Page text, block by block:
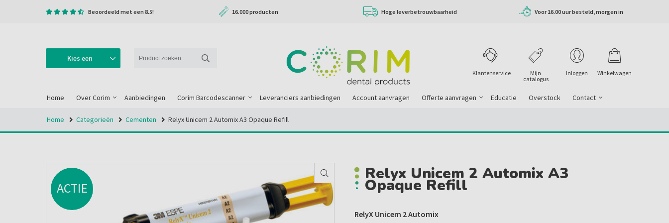
Beoordeeld met een 8.5! 16.000 producten Hoge leverbetrouwbaarheid Voor 16.00 uur besteld, morgen in
Kies een
Winkelwagen
Inloggen
Mijn
catalogus
Klantenservice
Home Over Corim Aanbiedingen Corim Barcodescanner Leveranciers aanbiedingen Account aanvragen Offerte aanvragen Educatie Overstock Contact
Home Categorieën Cementen Relyx Unicem 2 Automix A3 Opaque Refill
ACTIE
Relyx Unicem 2 Automix A3
Opaque Refill
RelyX Unicem 2 Automix